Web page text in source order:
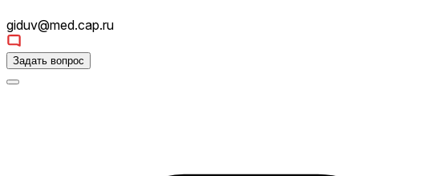
giduv@med.cap.ru
Задать вопрос